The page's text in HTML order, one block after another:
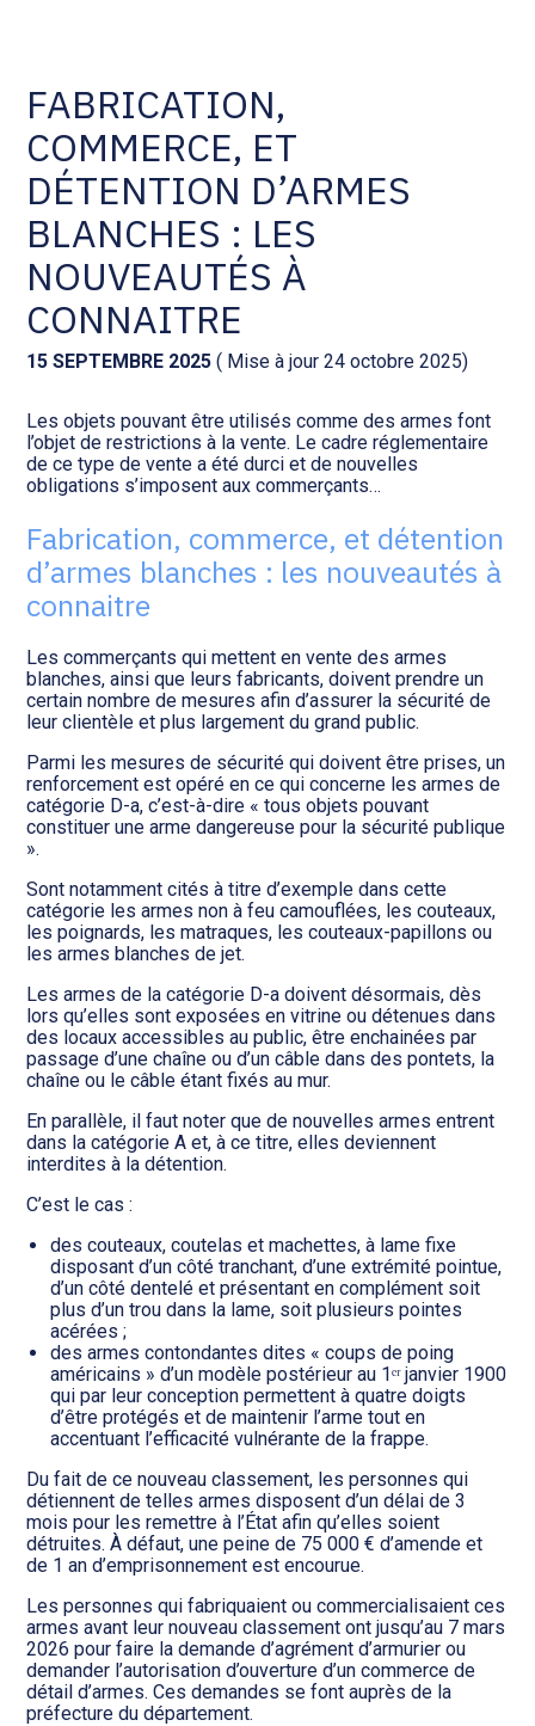
Social et ressources humaines
Assistance juridique
Pilotage d’entreprise
Audit légal
Procédures collectives
Transition numérique
Tenue de votre comptabilité :
ACD
Facturation et pilotage :
EVOLIZ
Facturation et pilotage : MEG
WAIBI
Gérer vos ressources
humaines : SILAE
FABRICATION,
COMMERCE, ET
DÉTENTION D’ARMES
BLANCHES : LES
NOUVEAUTÉS À
CONNAITRE
15 SEPTEMBRE 2025 ( Mise à jour 24 octobre 2025)
Les objets pouvant être utilisés comme des armes font
l’objet de restrictions à la vente. Le cadre réglementaire
de ce type de vente a été durci et de nouvelles
obligations s’imposent aux commerçants…
Fabrication, commerce, et détention
d’armes blanches : les nouveautés à
connaitre
Les commerçants qui mettent en vente des armes
blanches, ainsi que leurs fabricants, doivent prendre un
certain nombre de mesures afin d’assurer la sécurité de
leur clientèle et plus largement du grand public.
Parmi les mesures de sécurité qui doivent être prises, un
renforcement est opéré en ce qui concerne les armes de
catégorie D-a, c’est-à-dire « tous objets pouvant
constituer une arme dangereuse pour la sécurité publique
».
Sont notamment cités à titre d’exemple dans cette
catégorie les armes non à feu camouflées, les couteaux,
les poignards, les matraques, les couteaux-papillons ou
les armes blanches de jet.
Les armes de la catégorie D-a doivent désormais, dès
lors qu’elles sont exposées en vitrine ou détenues dans
des locaux accessibles au public, être enchainées par
passage d’une chaîne ou d’un câble dans des pontets, la
chaîne ou le câble étant fixés au mur.
En parallèle, il faut noter que de nouvelles armes entrent
dans la catégorie A et, à ce titre, elles deviennent
interdites à la détention.
C’est le cas :
des couteaux, coutelas et machettes, à lame fixe
disposant d’un côté tranchant, d’une extrémité pointue,
d’un côté dentelé et présentant en complément soit
plus d’un trou dans la lame, soit plusieurs pointes
acérées ;
des armes contondantes dites « coups de poing
américains » d’un modèle postérieur au 1ᵉʳ janvier 1900
qui par leur conception permettent à quatre doigts
d’être protégés et de maintenir l’arme tout en
accentuant l’efficacité vulnérante de la frappe.
Du fait de ce nouveau classement, les personnes qui
détiennent de telles armes disposent d’un délai de 3
mois pour les remettre à l’État afin qu’elles soient
détruites. À défaut, une peine de 75 000 € d’amende et
de 1 an d’emprisonnement est encourue.
Les personnes qui fabriquaient ou commercialisaient ces
armes avant leur nouveau classement ont jusqu’au 7 mars
2026 pour faire la demande d’agrément d’armurier ou
demander l’autorisation d’ouverture d’un commerce de
détail d’armes. Ces demandes se font auprès de la
préfecture du département.